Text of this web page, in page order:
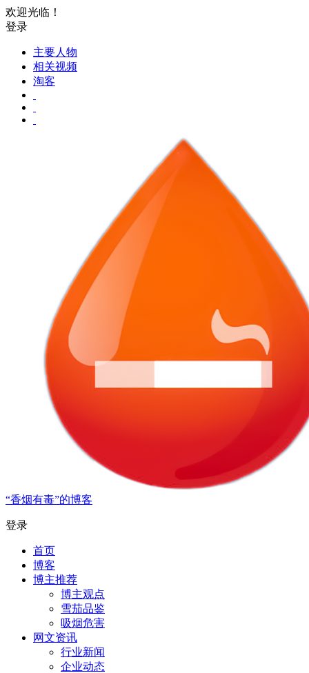
欢迎光临！
登录
主要人物
相关视频
淘客
“香烟有毒”的博客
登录
首页
博客
博主推荐
博主观点
雪茄品鉴
吸烟危害
网文资讯
行业新闻
企业动态